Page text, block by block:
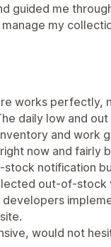
guided me
my
works perfectly,
daily low and
and work
now and fairly
stock notification
out-of-stock
would not